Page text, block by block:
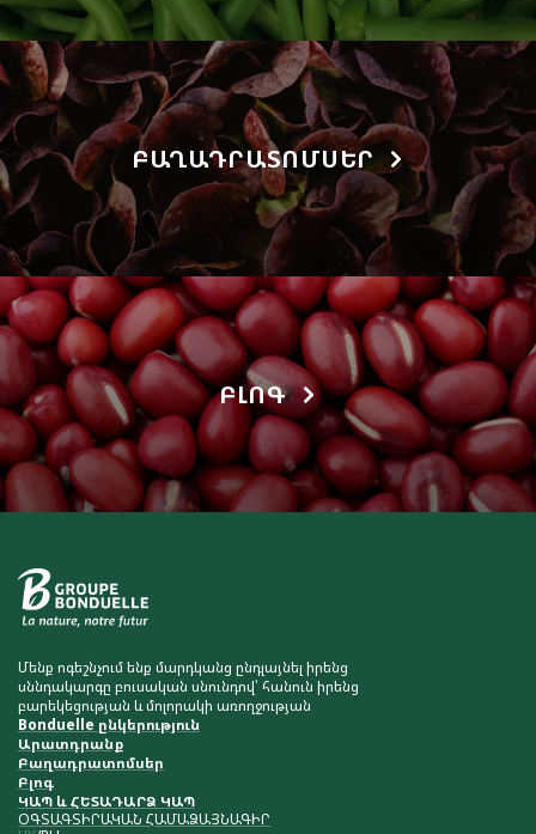
ԲԱՂԱԴՐԱՏՈՄՍԵՐ
ԲԼՈԳ
Մենք ոգեշնչում ենք մարդկանց ընդլայնել իրենց
սննդակարգը բուսական սնունդով՝ հանուն իրենց
բարեկեցության և մոլորակի առողջության
Bonduelle ընկերություն
Արատդրանք
Բաղադրատոմսեր
Բլոգ
ԿԱՊ և ՀԵՏԱԴԱՐՁ ԿԱՊ
ՕԳՏԱԳՏԻՐԱԿԱՆ ՀԱՄԱՁԱՅՆԱԳԻՐ